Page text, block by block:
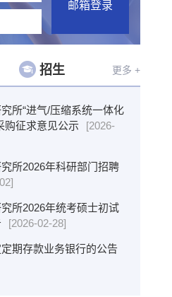
招生 更多 +
所“进气/压缩系统一体化
购征求意见公示
[2026-
所2026年科研部门招聘
所2026年统考硕士初试
[2026-02-28]
期存款业务银行的公告